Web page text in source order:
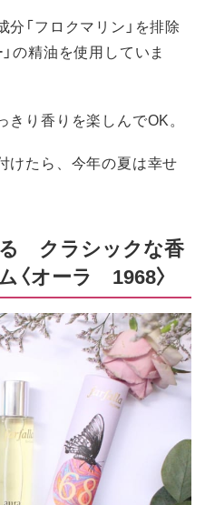
「フロクマリン」を排除
の精油を使用していま
り香りを楽しんでOK。
けたら、今年の夏は幸せ
クラシックな香
オーラ 1968〉